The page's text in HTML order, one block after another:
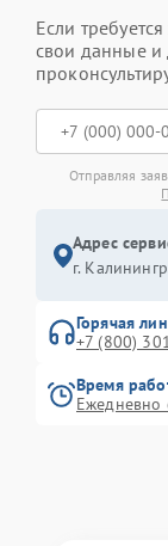
Если
свои данные и
Отправляя
Адрес
г.
Горячая
+7 (800)
Время
Ежедневно